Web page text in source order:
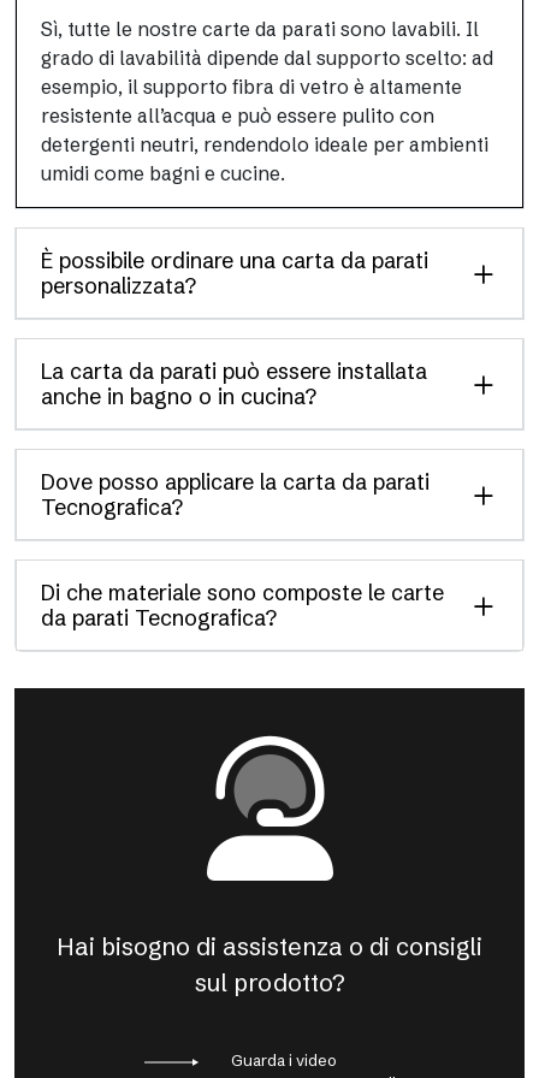
Sì, tutte le nostre carte da parati sono lavabili. Il
grado di lavabilità dipende dal supporto scelto: ad
esempio, il supporto fibra di vetro è altamente
resistente all’acqua e può essere pulito con
detergenti neutri, rendendolo ideale per ambienti
umidi come bagni e cucine.
È possibile ordinare una carta da parati
personalizzata?
La carta da parati può essere installata
anche in bagno o in cucina?
Dove posso applicare la carta da parati
Tecnografica?
Di che materiale sono composte le carte
da parati Tecnografica?
Hai bisogno di assistenza o di consigli
sul prodotto?
Guarda i video